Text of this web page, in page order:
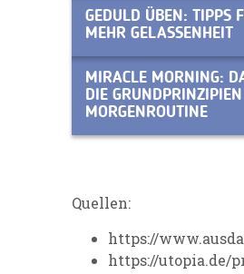
GEDULD ÜBEN: TIPPS
MEHR GELASSENHEIT
MIRACLE MORNING:
DIE
MORGENROUTINE
Quellen:
https://
https://utopia.de/